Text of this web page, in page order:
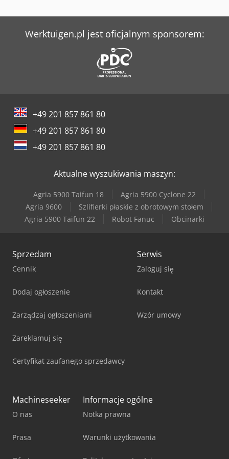
Werktuigen.pl jest oficjalnym sponsorem:
+49 201 857 861 80
+49 201 857 861 80
+49 201 857 861 80
Aktualne wyszukiwania maszyn:
Agria 5900 Taifun 18
Agria 5900 Cyclone 22
Agria 9600
Szlifierki płaskie z obrotowym stołem
Agria 5900 Taifun 22
Robot Fanuc Obcinarki
Sprzedam
Cennik
Dodaj ogłoszenie
Zarządzaj ogłoszeniami
Zareklamuj się
Certyfikat zaufanego sprzedawcy
Serwis
Zaloguj się
Kontakt
Wzór umowy
Machineseeker
O nas
Prasa
Informacje ogólne
Notka prawna
Warunki użytkowania